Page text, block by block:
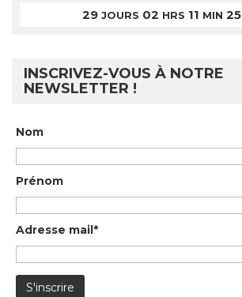
29 JOURS 02 HRS 11 MIN 25
INSCRIVEZ-VOUS À NOTRE
NEWSLETTER !
Nom
Prénom
Adresse mail*